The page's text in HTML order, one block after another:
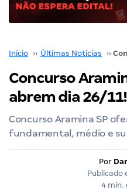
Início ›› Últimas Notícias ››
Concurso
abrem dia 26/11!
Concurso Aramina SP
fundamental, médio e
Por
Publicado
4 min.